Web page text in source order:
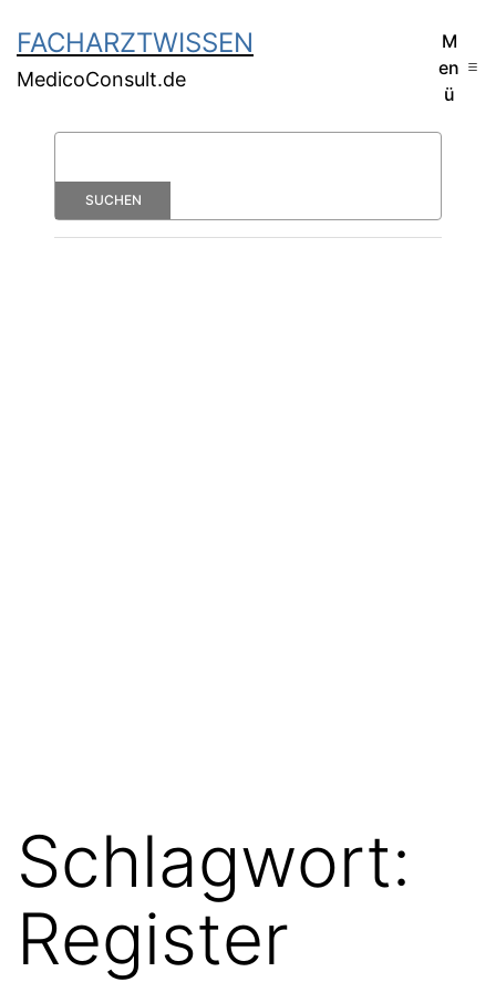
FACHARZTWISSEN
MedicoConsult.de
M
en
ü
Schlagwort:
Register